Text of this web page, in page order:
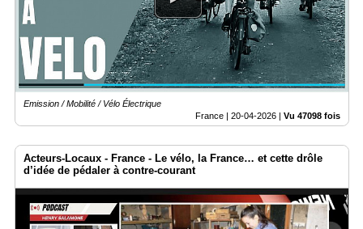
Emission / Mobilité / Vélo Électrique
France | 20-04-2026 Vu 47098 fois
Acteurs-Locaux - France - Le vélo, la France… et cette drôle
d’idée de pédaler à contre-courant